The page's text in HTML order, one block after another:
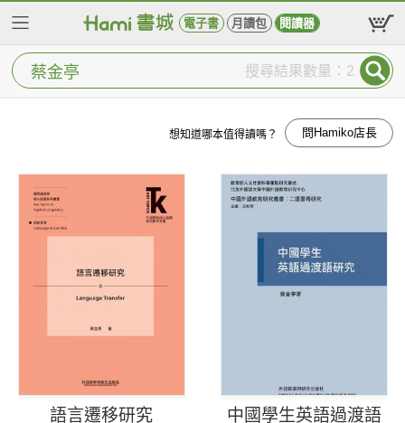
電子書 月讀包 閱讀器
搜尋結果數量：2
想知道哪本值得讀嗎？ 問Hamiko店長
語言遷移研究
中國學生英語過渡語